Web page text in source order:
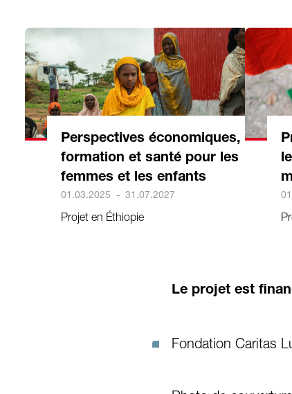
Perspectives économiques,
formation et santé pour les
femmes et les enfants
01.03.2025 - 31.07.2027
Projet en Éthiopie
Le projet est
Fondation Caritas